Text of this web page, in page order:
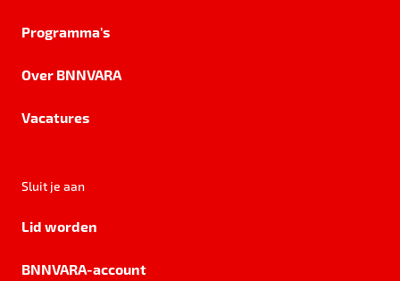
Programma's
Over BNNVARA
Vacatures
Sluit je aan
Lid worden
BNNVARA-account